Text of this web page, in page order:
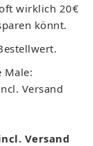
wirklich 20€
könnt.
Male:
Versand
Versand